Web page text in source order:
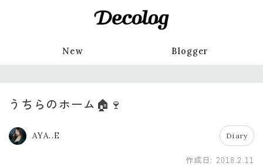
New Blogger
うちらのホーム🏠🍷
AYA..E Diary
作成日: 2018.2.11